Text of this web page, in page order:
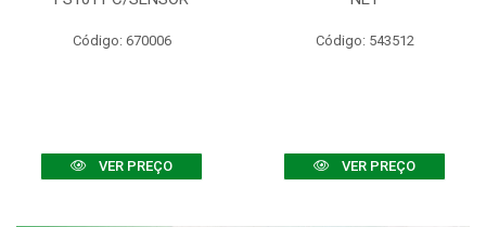
Código: 670006
VER PREÇO
Código: 543512
VER PREÇO